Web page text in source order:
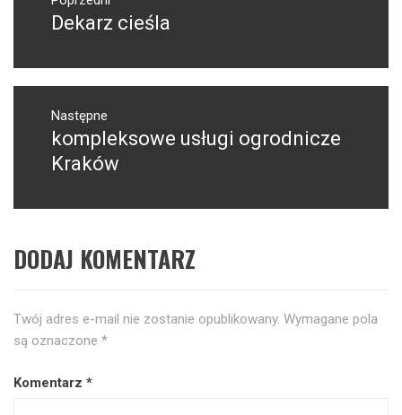
Poprzedni
Dekarz cieśla
Następne
Następny
post:
kompleksowe usługi ogrodnicze
Kraków
DODAJ KOMENTARZ
Twój adres e-mail nie zostanie opublikowany. Wymagane pola
są oznaczone *
Komentarz *